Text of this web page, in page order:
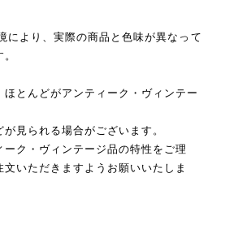
により、実際の商品と色味が異なって
とんどがアンティーク・ヴィンテー
見られる場合がございます。
ーク・ヴィンテージ品の特性をご理
いただきますようお願いいたしま